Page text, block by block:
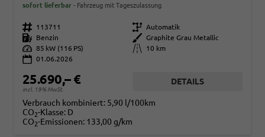
sofort lieferbar Fahrzeug mit Tageszulassung
Fahrzeugnr. 113711 Getriebe Automatik
Kraftstoff
Benzin Außenfarbe
Graphite Grau Metallic
Leistung 85 kW (116 PS) Kilometerstand
10 km
01.06.2026
25.690,– €
incl. 19% MwSt.
DETAILS
Verbrauch kombiniert: 5,90 l/100km
CO2-Klasse: D
CO2-Emissionen: 133,00 g/km